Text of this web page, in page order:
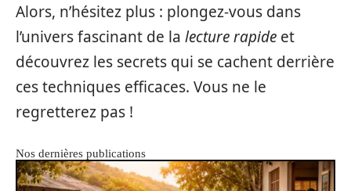
Alors, n’hésitez plus : plongez-vous dans
l’univers fascinant de la lecture rapide et
découvrez les secrets qui se cachent derrière
ces techniques efficaces. Vous ne le
regretterez pas !
Nos dernières publications